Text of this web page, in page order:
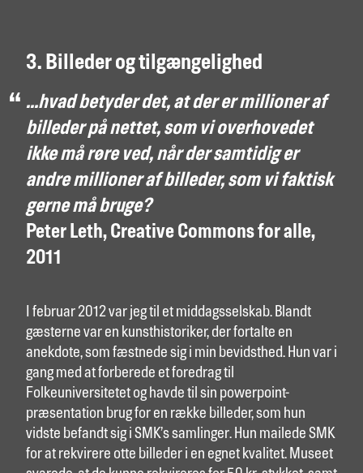
3. Billeder og tilgængelighed
…hvad betyder det, at der er millioner af
billeder på nettet, som vi overhovedet
ikke må røre ved, når der samtidig er
andre millioner af billeder, som vi faktisk
gerne må bruge?
Peter Leth, Creative Commons for alle,
2011
I februar 2012 var jeg til et middagsselskab. Blandt
gæsterne var en kunsthistoriker, der fortalte en
anekdote, som fæstnede sig i min bevidsthed. Hun var i
gang med at forberede et foredrag til
Folkeuniversitetet og havde til sin powerpoint-
præsentation brug for en række billeder, som hun
vidste befandt sig i SMK’s samlinger. Hun mailede SMK
for at rekvirere otte billeder i en egnet kvalitet. Museet